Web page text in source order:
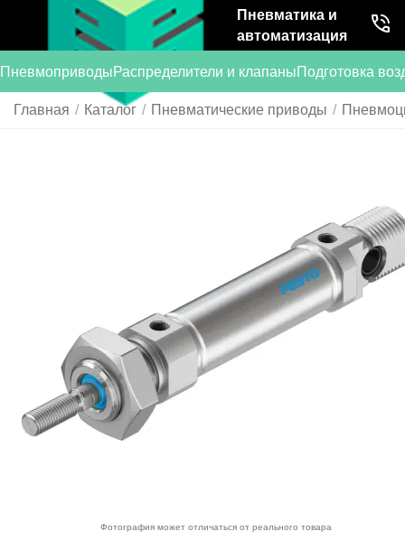
Пневматика и
автоматизация
ПневмоприводыРаспределители и клапаныПодготовка
Главная / Каталог / Пневматические приводы /
Фотография может отличаться от реального товара